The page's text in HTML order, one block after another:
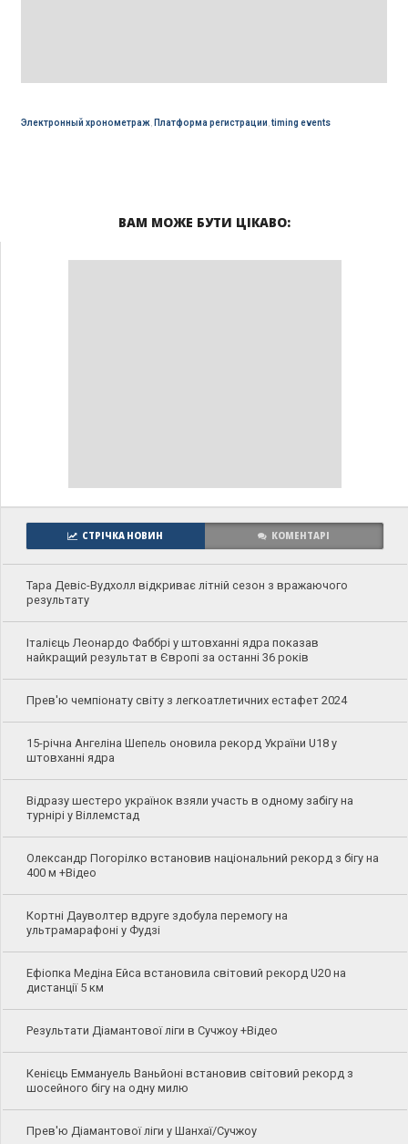
Электронный хронометраж, Платформа регистрации timing events
ВАМ МОЖЕ БУТИ ЦІКАВО:
СТРІЧКА НОВИН КОМЕНТАРІ
Тара Девіс-Вудхолл відкриває літній сезон з вражаючого
результату
Італієць Леонардо Фаббрі у штовханні ядра показав
найкращий результат в Європі за останні 36 років
Прев'ю чемпіонату світу з легкоатлетичних естафет 2024
15-річна Ангеліна Шепель оновила рекорд України U18 у
штовханні ядра
Відразу шестеро українок взяли участь в одному забігу на
турнірі у Віллемстад
Олександр Погорілко встановив національний рекорд з бігу на
400 м +Відео
Кортні Дауволтер вдруге здобула перемогу на
ультрамарафоні у Фудзі
Ефіопка Медіна Ейса встановила світовий рекорд U20 на
дистанції 5 км
Результати Діамантової ліги в Сучжоу +Відео
Кенієць Еммануель Ваньйоні встановив світовий рекорд з
шосейного бігу на одну милю
Прев'ю Діамантової ліги у Шанхаї/Сучжоу